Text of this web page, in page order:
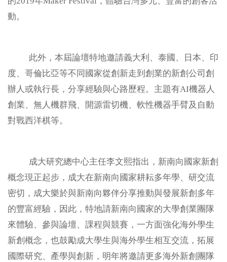
法規規章
智權服務
常見問題
文件下載
2026 BioAsia亞洲生技大展
動。
此外，本屆論壇特地邀請義大利、泰國、日本、印
度、哥倫比亞等不同國家從創新走到創業的新創公司創
辦人或執行長，分享經驗與心路歷程。主題有AI機器人
創業、無人機群飛、開源雷切機、軟性機器手臂及自動
對戰西洋棋等。
成大研究總中心主任李文熙指出，新南向國家新創
概念現正起步，成大在新南向國家耕耘多年學、研交流
密切，成大樂於與新南向夥伴分享推動與發展新創多年
的豐富經驗，因此，特地請新南向國家的大學創業團隊
來體驗、參與論壇、課程與競賽，一方面強化海外學生
新創概念，也鼓勵成大學生與海外學生相互交流，拓展
國際研究、產學與創新，明年將邀請更多海外新創團隊